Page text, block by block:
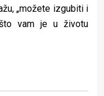
„možete izgubiti i
vam je u životu